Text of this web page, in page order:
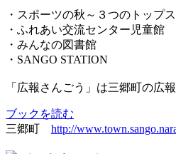
・スポーツの秋～３つのトップ
・ふれあい交流センター児童館
・みんなの図書館
・SANGO STATION
「広報さんごう」は三郷町の広報
ブックを読む
三郷町 http://